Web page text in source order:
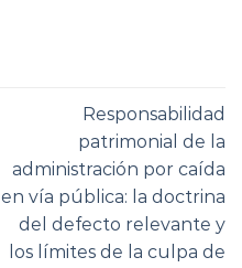
Responsabilidad
patrimonial de la
administración por caída
en vía pública: la doctrina
del defecto relevante y
los límites de la culpa de